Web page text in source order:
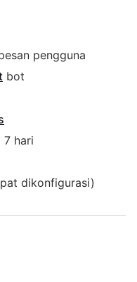
pengguna
bot
7 hari
dikonfigurasi)